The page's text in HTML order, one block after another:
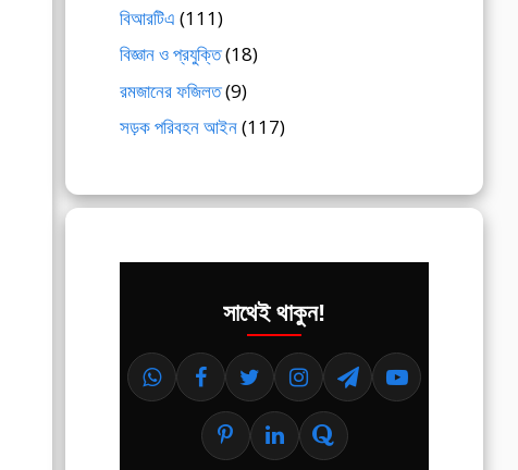
বিআরটিএ (111)
বিজ্ঞান ও প্রযুক্তি(18)
রমজানের ফজিলত(9)
সড়ক পরিবহন আইন(117)
সাথেই থাকুন!